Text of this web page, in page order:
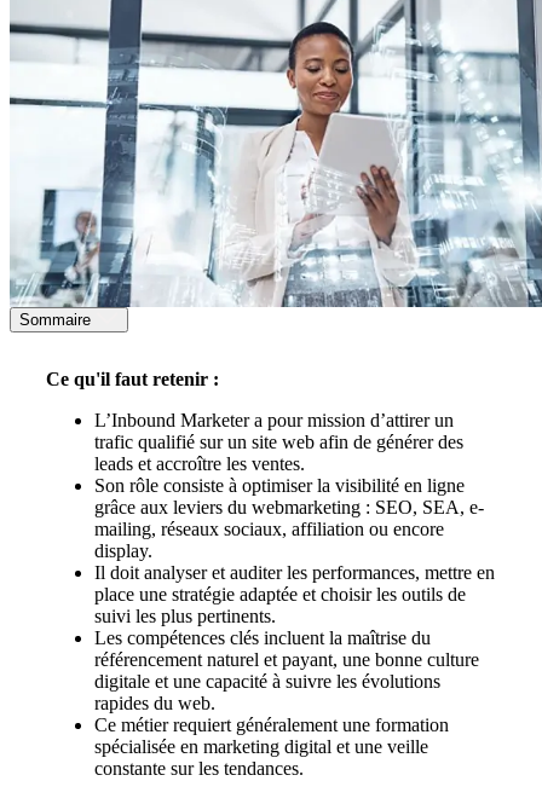
Sommaire
Ce qu'il faut retenir :
L’Inbound Marketer a pour mission d’attirer un
trafic qualifié sur un site web afin de générer des
leads et accroître les ventes.
Son rôle consiste à optimiser la visibilité en ligne
grâce aux leviers du webmarketing : SEO, SEA, e-
mailing, réseaux sociaux, affiliation ou encore
display.
Il doit analyser et auditer les performances, mettre en
place une stratégie adaptée et choisir les outils de
suivi les plus pertinents.
Les compétences clés incluent la maîtrise du
référencement naturel et payant, une bonne culture
digitale et une capacité à suivre les évolutions
rapides du web.
Ce métier requiert généralement une formation
spécialisée en marketing digital et une veille
constante sur les tendances.